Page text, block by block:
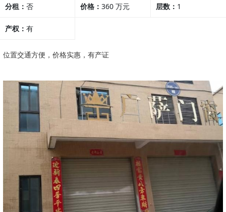
分租： 否 价格：360 万元 层数： 1
产权： 有
位置交通方便，价格实惠，有产证